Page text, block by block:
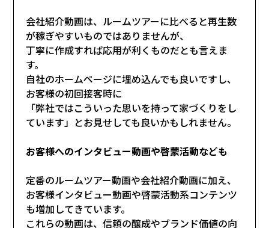
会社紹介動画は、ルームツアーに比べると再生数
が稼ぎやすいものではありませんが、
丁寧に作成すれば応用が利くものだとも言えま
す。
自社のホームページに埋め込んでも良いですし、
お客様の初回接客時に
「弊社ではこういった思いを持って家づくりをし
ています」とお見せしても良いかもしれません。
お客様へのインタビュー動画や啓蒙活動なども
定番のルームツアー動画や会社紹介動画に加え、
お客様インタビュー動画や啓蒙活動系コンテンツ
も増加してきています。
これらの動画は、信頼の醸成やブランド価値の向